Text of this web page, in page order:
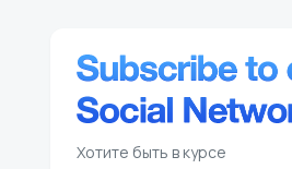
Хотите быть в курсе